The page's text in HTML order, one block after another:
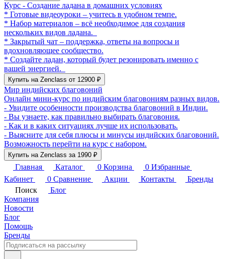
Курс - Создание ладана в домашних условиях
* Готовые видеоуроки – учитесь в удобном темпе.
* Набор материалов – всё необходимое для создания
нескольких видов ладана.
* Закрытый чат – поддержка, ответы на вопросы и
вдохновляющее сообщество.
* Создайте ладан, который будет резонировать именно с
вашей энергией.
Купить на Zenclass от 12900 ₽
Мир индийских благовоний
Онлайн мини-курс по индийским благовониям разных видов.
- Увидите особенности производства благовоний в Индии.
- Вы узнаете, как правильно выбирать благовония.
- Как и в каких ситуациях лучше их использовать.
- Выясните для себя плюсы и минусы индийских благовоний.
Возможность перейти на курс с набором.
Купить на Zenclass за 1990 ₽
Главная Каталог 0 Корзина 0 Избранные
Кабинет
0 Сравнение Акции Контакты
Бренды
Поиск
Блог
Компания
Новости
Блог
Помощь
Бренды